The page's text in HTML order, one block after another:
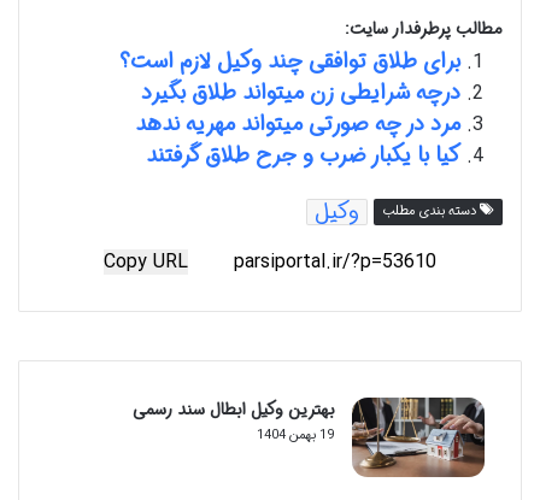
مطالب پرطرفدار سایت:
برای طلاق توافقی چند وکیل لازم است؟
درچه شرایطی زن میتواند طلاق بگیرد
مرد در چه صورتی میتواند مهریه ندهد
کیا با یکبار ضرب و جرح طلاق گرفتند
دسته بندی مطلب وکیل
Copy URL
بهترین وکیل ابطال سند رسمی
19 بهمن 1404